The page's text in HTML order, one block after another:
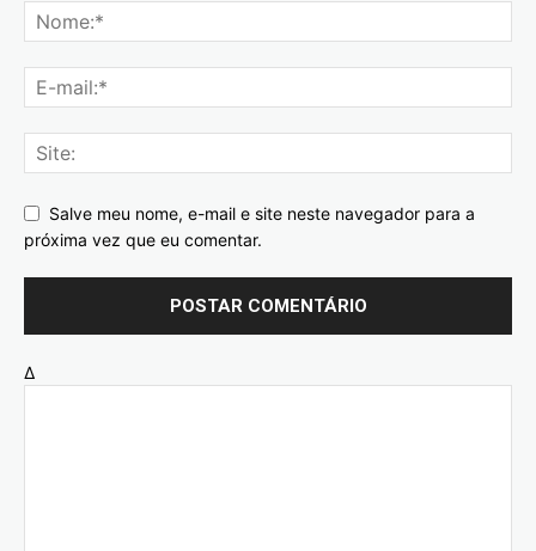
Salve meu nome, e-mail e site neste navegador para a
próxima vez que eu comentar.
Δ